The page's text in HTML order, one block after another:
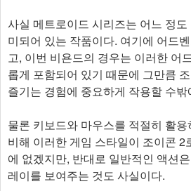
사실 메트로이드 시리즈는 어느 정
미되어 있는 작품이다. 여기에 어드
고, 이번 비욘드의 경우는 이러한 어
롭게 포함되어 있기 때문에 그만큼
즐기는 경험에 중요하게 작용할 수밖
물론 키보드와 마우스를 적절히 활
비해 이러한 게임 스타일이 조이콘
에 없겠지만, 반대로 일반적인 액션
레이를 보여주는 것도 사실이다.